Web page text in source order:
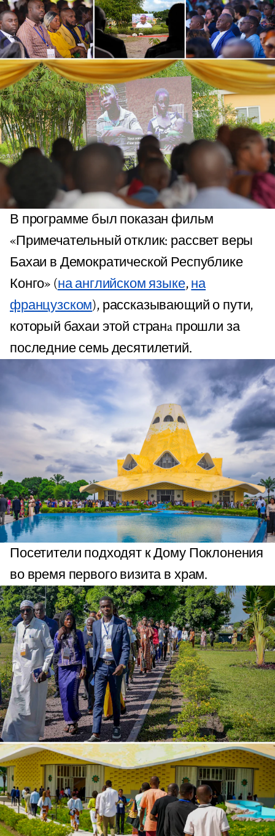
В программе был показан фильм
«Примечательный отклик: рассвет веры
Бахаи в Демократической Республике
Конго» (на английском языке,на
французском), рассказывающий о пути,
который бахаи этой странa прошли за
последние семь десятилетий.
Посетители подходят к Дому Поклонения
во время первого визита в храм.